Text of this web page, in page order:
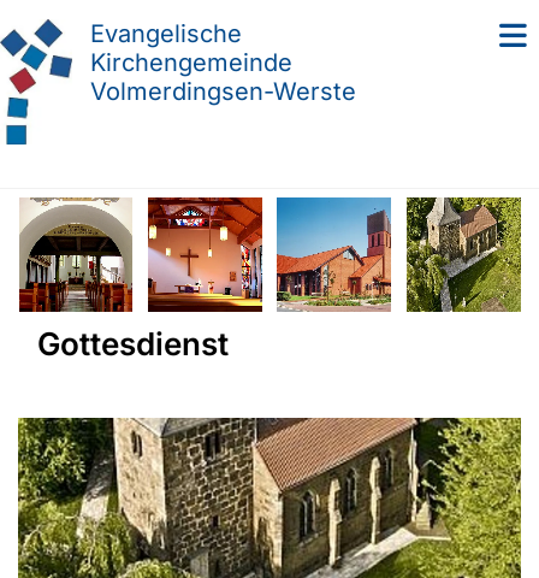
Evangelische
Kirchengemeinde
Volmerdingsen-Werste
Gottesdienst